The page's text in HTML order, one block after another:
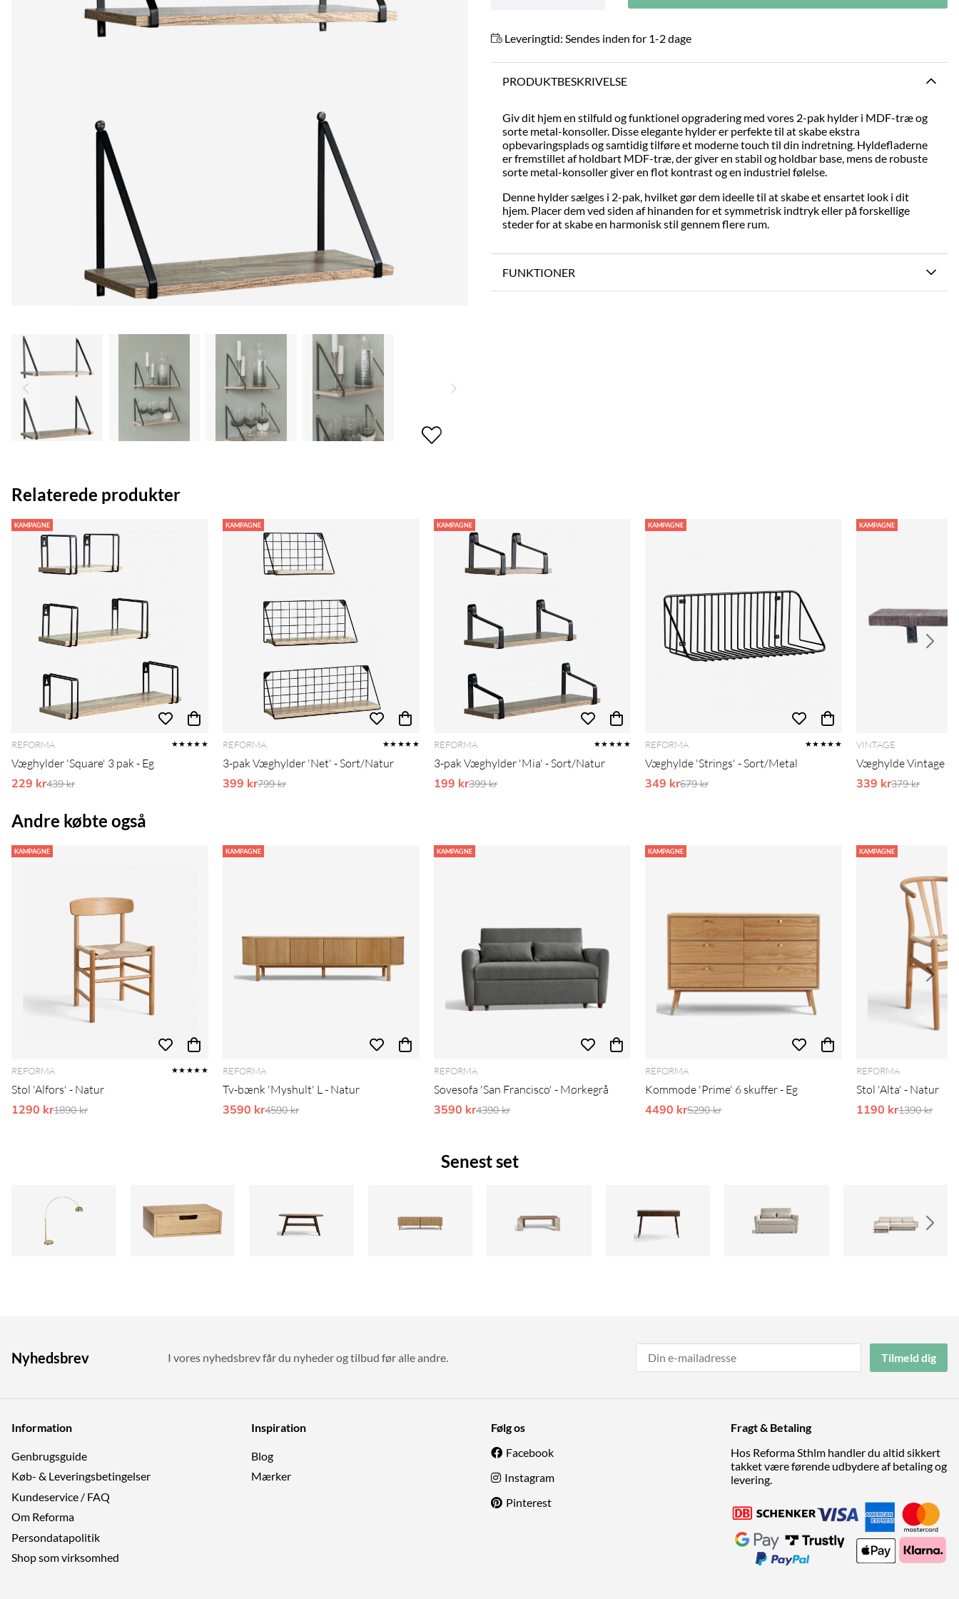
Leveringtid: Sendes inden for 1-2 dage
PRODUKTBESKRIVELSE
Giv dit hjem en stilfuld og funktionel opgradering med vores 2-pak hylder i MDF-træ og
sorte metal-konsoller. Disse elegante hylder er perfekte til at skabe ekstra
opbevaringsplads og samtidig tilføre et moderne touch til din indretning. Hyldefladerne
er fremstillet af holdbart MDF-træ, der giver en stabil og holdbar base, mens de robuste
sorte metal-konsoller giver en flot kontrast og en industriel følelse.
Denne hylder sælges i 2-pak, hvilket gør dem ideelle til at skabe et ensartet look i dit
hjem. Placer dem ved siden af hinanden for et symmetrisk indtryk eller på forskellige
steder for at skabe en harmonisk stil gennem flere rum.
FUNKTIONER
Relaterede produkter
KAMPAGNE
REFORMA ★★★★★
Væghylder 'Square' 3 pak - Eg
229 krOrdinarie pris:
439 kr
KAMPAGNE
REFORMA ★★★★★
3-pak Væghylder 'Net' - Sort/Natur
399 krOrdinarie pris:
799 kr
KAMPAGNE
REFORMA ★★★★★
3-pak Væghylder 'Mia' - Sort/Natur
199 krOrdinarie pris:
399 kr
KAMPAGNE
REFORMA ★★★★★
Væghylde 'Strings' - Sort/Metal
349 krOrdinarie pris:
679 kr
KAMPAGNE
VINTAGE
Væghylde Vintage -
339 krOrdinarie
379 kr
Andre købte også
KAMPAGNE
REFORMA ★★★★★
Stol 'Alfors' - Natur
1290 krOrdinarie pris:
1890 kr
KAMPAGNE
REFORMA
Tv-bænk 'Myshult' L - Natur
3590 krOrdinarie pris:
4590 kr
KAMPAGNE
REFORMA
Sovesofa 'San Francisco' - Mørkegrå
3590 krOrdinarie pris:
4390 kr
KAMPAGNE
REFORMA
Kommode 'Prime' 6 skuffer - Eg
4490 krOrdinarie pris:
5290 kr
KAMPAGNE
REFORMA
Stol 'Alta' - Natur
1190 krOrdinarie
1390 kr
Senest set
Nyhedsbrev I vores nyhedsbrev får du nyheder og tilbud før alle andre. Tilmeld dig
Information
Genbrugs­guide
Køb- & Leveringsbetingelser
Kundeservice / FAQ
Om Reforma
Persondatapolitik
Shop som virksomhed
Inspiration
Blog
Mærker
Følg os
Facebook
Instagram
Pinterest
Fragt & Betaling
Hos Reforma Sthlm handler du altid sikkert
takket være førende udbydere af betaling og
levering.